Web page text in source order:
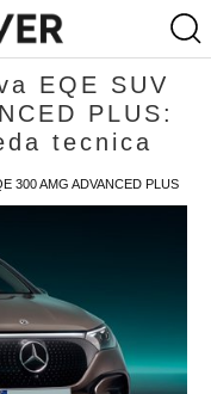
EQE SUV
PLUS:
tecnica
300 AMG ADVANCED PLUS